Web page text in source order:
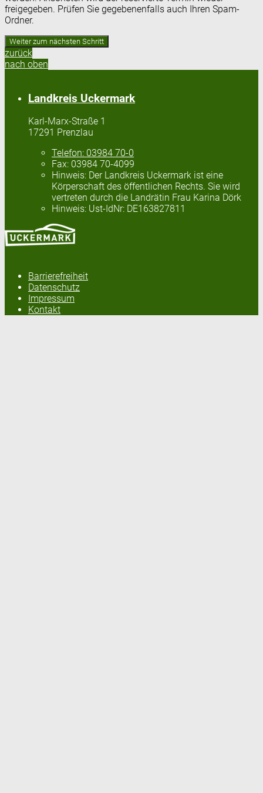
freigegeben. Prüfen Sie gegebenenfalls auch Ihren Spam-
Ordner.
zurück
nach oben
Landkreis Uckermark
Karl-Marx-Straße 1
17291 Prenzlau
Telefon: 03984 70-0
Fax: 03984 70-4099
Hinweis: Der Landkreis Uckermark ist eine
Körperschaft des öffentlichen Rechts. Sie wird
vertreten durch die Landrätin Frau Karina Dörk
Hinweis: Ust-IdNr: DE163827811
Barrierefreiheit
Datenschutz
Impressum
Kontakt